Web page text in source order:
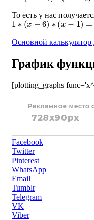
То есть у нас
1∗(x−6) ∗(x −1)=0
Основной
График
[plotting_graphs
Facebook
Twitter
Pinterest
WhatsApp
Email
Tumblr
Telegram
VK
Viber